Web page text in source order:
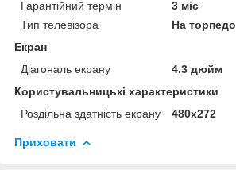
Гарантійний термін
3 міс
Тип телевізора
На торпедо
Екран
Діагональ екрану
4.3 дюйм
Користувальницькі характеристики
Роздільна здатність екрану
480х272
Приховати